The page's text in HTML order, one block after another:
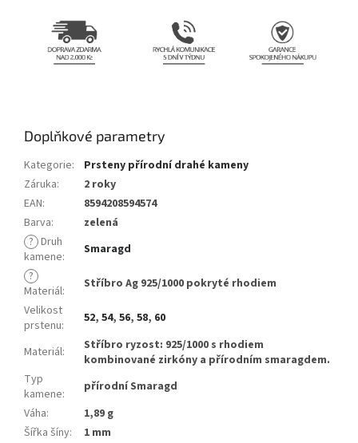
Doplňkové parametry
Kategorie:
Prsteny přírodní drahé kameny
Záruka:
2 roky
EAN:
8594208594574
Barva:
zelená
? Druh
kamene:
Smaragd
?
Materiál:
Stříbro Ag 925/1000 pokryté rhodiem
Velikost
prstenu: 52, 54, 56, 58, 60
Materiál:
Stříbro ryzost: 925/1000 s rhodiem
kombinované zirkóny a přírodním smaragdem.
Typ
kamene:
přírodní Smaragd
Váha:
1,89 g
Šířka šíny: 1 mm